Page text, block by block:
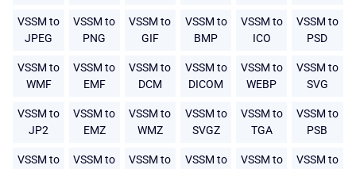
VSSM to
JPEG
VSSM to
PNG
VSSM to
GIF
VSSM to
BMP
VSSM to
ICO
VSSM to
PSD
VSSM to
WMF
VSSM to
EMF
VSSM to
DCM
VSSM to
DICOM
VSSM to
WEBP
VSSM to
SVG
VSSM to
JP2
VSSM to
EMZ
VSSM to
WMZ
VSSM to
SVGZ
VSSM to
TGA
VSSM to
PSB
VSSM to
VSSM to
VSSM to
VSSM to
VSSM to
VSSM to